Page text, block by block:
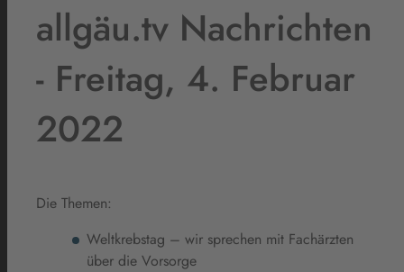
allgäu.tv Nachrichten
- Freitag, 4. Februar
2022
Die Themen:
Weltkrebstag – wir sprechen mit Fachärzten
über die Vorsorge